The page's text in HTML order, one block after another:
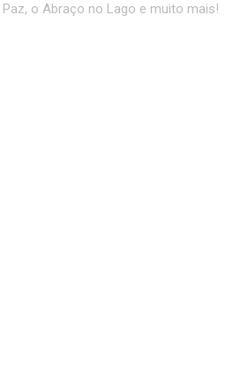
Paz, o Abraço no Lago e muito mais!